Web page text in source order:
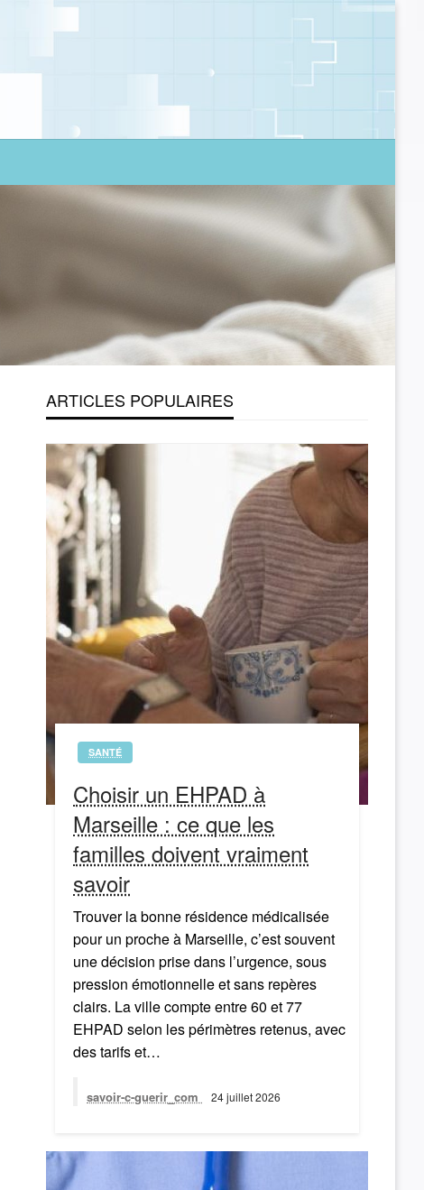
ARTICLES POPULAIRES
SANTÉ
Choisir un EHPAD à
Marseille : ce que les
familles doivent vraiment
savoir
Trouver la bonne résidence médicalisée
pour un proche à Marseille, c’est souvent
une décision prise dans l’urgence, sous
pression émotionnelle et sans repères
clairs. La ville compte entre 60 et 77
EHPAD selon les périmètres retenus, avec
des tarifs et…
savoir-c-guerir_com 24 juillet 2026